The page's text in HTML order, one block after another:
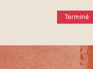
Terminé